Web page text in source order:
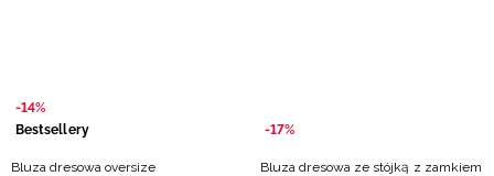
-14%
Bestsellery
Bluza dresowa oversize
-17%
Bluza dresowa ze stójką z zamkiem